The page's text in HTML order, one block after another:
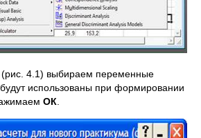
4.1) выбираем переменные
использованы при формировании
ОК